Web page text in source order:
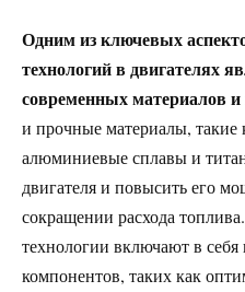
Одним из ключевых
технологий в двигателях
современных материалов
и прочные материалы, такие
алюминиевые сплавы и
двигателя и повысить его
сокращении расхода
технологии включают в
компонентов, таких как